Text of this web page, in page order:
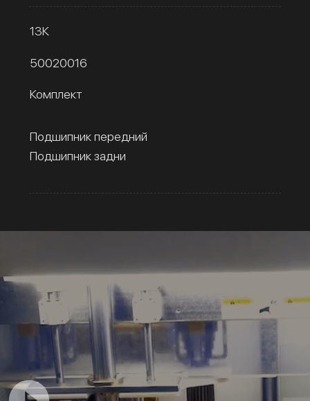
13К
50020016
Комплект
Подшипник передний
Подшипник задни